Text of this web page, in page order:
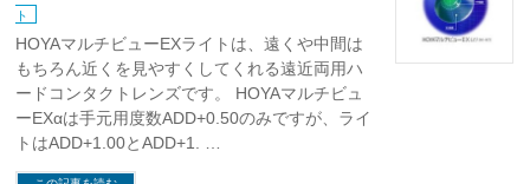
ト
HOYAマルチビューEXライトは、遠くや中間は
もちろん近くを見やすくしてくれる遠近両用ハ
ードコンタクトレンズです。 HOYAマルチビュ
ーEXαは手元用度数ADD+0.50のみですが、ライ
トはADD+1.00とADD+1. …